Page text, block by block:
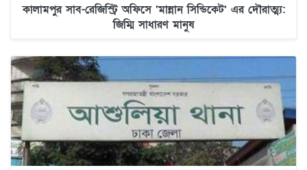
কালামপুর সাব-রেজিস্ট্রি অফিসে ‘মান্নান সিন্ডিকেট’ এর দৌরাত্ম্য:
জিম্মি সাধারণ মানুষ